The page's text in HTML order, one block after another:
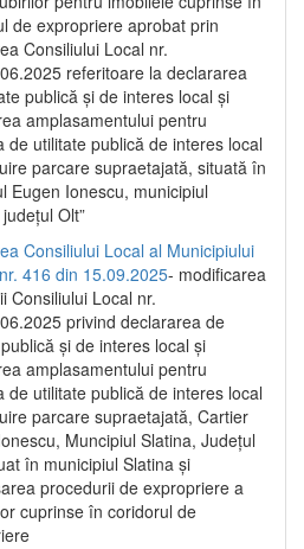
de expropriere aprobat prin
Consiliului Local nr.
referitoare la declararea
publică și de interes local și
amplasamentului pentru
de utilitate publică de interes local
parcare supraetajată, situată în
Eugen Ionescu, municipiul
Olt”
Consiliului Local al Municipiului
416 din 15.09.2025- modificarea
Consiliului Local nr.
privind declararea de
și de interes local și
amplasamentului pentru
de utilitate publică de interes local
parcare supraetajată, Cartier
Muncipiul Slatina, Județul
în municipiul Slatina și
procedurii de expropriere a
cuprinse în coridorul de